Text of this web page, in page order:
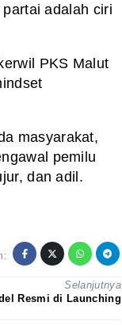
adalah ciri
PKS Malut
masyarakat,
pemilu
dan adil.
Selanjutnya
Resmi di Launching